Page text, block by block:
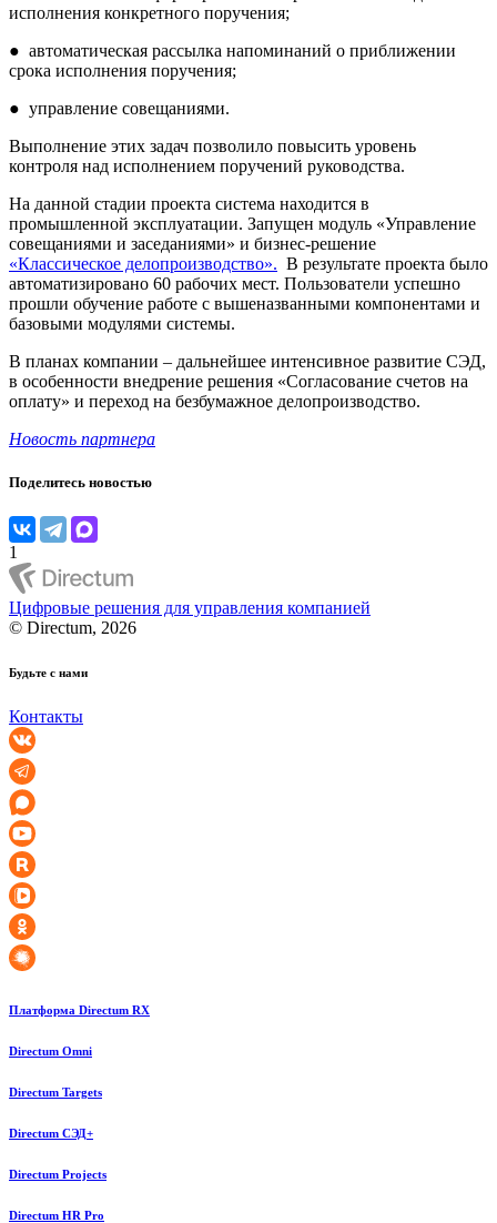
исполнения конкретного поручения;
● автоматическая рассылка напоминаний о приближении
срока исполнения поручения;
● управление совещаниями.
Выполнение этих задач позволило повысить уровень
контроля над исполнением поручений руководства.
На данной стадии проекта система находится в
промышленной эксплуатации. Запущен модуль «Управление
совещаниями и заседаниями» и бизнес-решение
«Классическое делопроизводство». В результате проекта было
автоматизировано 60 рабочих мест. Пользователи успешно
прошли обучение работе с вышеназванными компонентами и
базовыми модулями системы.
В планах компании – дальнейшее интенсивное развитие СЭД,
в особенности внедрение решения «Согласование счетов на
оплату» и переход на безбумажное делопроизводство.
Новость партнера
Поделитесь новостью
1
Цифровые решения для управления компанией
© Directum, 2026
Будьте с нами
Контакты
Платформа Directum RX
Directum Omni
Directum Targets
Directum СЭД+
Directum Projects
Directum HR Pro